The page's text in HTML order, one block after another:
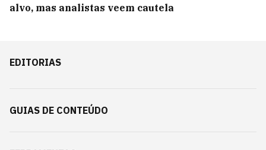
alvo, mas analistas veem cautela
EDITORIAS
GUIAS DE CONTEÚDO